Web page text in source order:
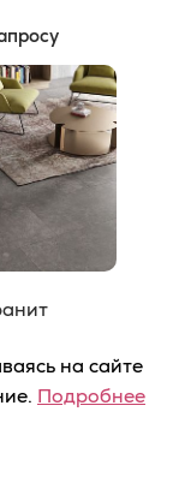
на сайте
Подробнее